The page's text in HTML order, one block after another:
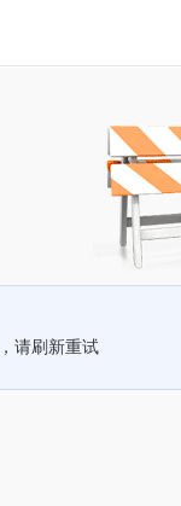
请刷新重试